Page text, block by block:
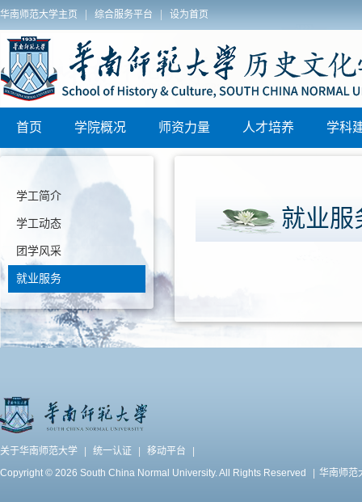
华南师范大学主页 综合服务平台 设为首页
院2025年秋季博士学位论文答辩安排
历史文化学
区)联动教研
首页 学院概况 师资力量 人才培养 学科
学工简介
学工动态
团学风采
就业服务
就业服
关于华南师范大学 | 统一认证 | 移动平台
|
Copyright © 2026 South China Normal University. All Rights Reserved
| 华南师范